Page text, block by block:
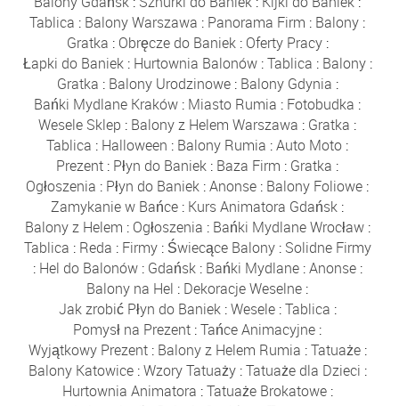
Tablica : Balony Warszawa : Panorama Firm : Balony :
Gratka : Obręcze do Baniek: Oferty Pracy:
Łapki do Baniek: Hurtownia Balonów:Tablica : Balony:
Gratka : Balony Urodzinowe: Balony Gdynia :
Bańki Mydlane Kraków : Miasto Rumia : Fotobudka :
Wesele Sklep : Balony z Helem Warszawa : Gratka :
Tablica : Halloween : Balony Rumia :Auto Moto :
Prezent : Płyn do Baniek : Baza Firm : Gratka :
Ogłoszenia : Płyn do Baniek :Anonse : Balony Foliowe :
Zamykanie w Bańce : Kurs Animatora Gdańsk :
Balony z Helem : Ogłoszenia : Bańki Mydlane Wrocław:
Tablica : Reda : Firmy: Świecące Balony: Solidne Firmy
: Hel do Balonów: Gdańsk: Bańki Mydlane:Anonse:
Balony na Hel : Dekoracje Weselne :
Jak zrobić Płyn do Baniek:Wesele:Tablica :
Pomysł na Prezent :Tańce Animacyjne :
Wyjątkowy Prezent: Balony z Helem Rumia :Tatuaże:
Balony Katowice:Wzory Tatuaży:Tatuaże dla Dzieci :
Hurtownia Animatora :Tatuaże Brokatowe: